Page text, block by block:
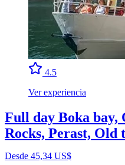
4.5
Ver experiencia
Full day Boka bay,
Rocks, Perast, Old
Desde 45,34 US$